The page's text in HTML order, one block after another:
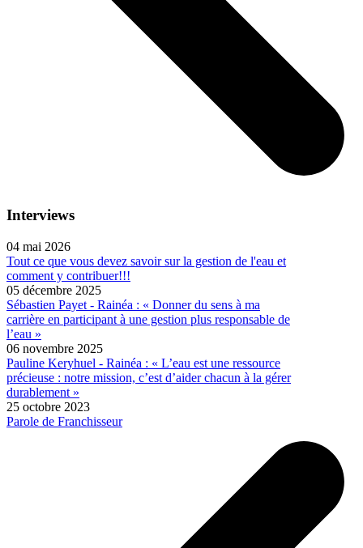
Interviews
04 mai 2026
Tout ce que vous devez savoir sur la gestion de l'eau et
comment y contribuer!!!
05 décembre 2025
Sébastien Payet - Rainéa : « Donner du sens à ma
carrière en participant à une gestion plus responsable de
l’eau »
06 novembre 2025
Pauline Keryhuel - Rainéa : « L’eau est une ressource
précieuse : notre mission, c’est d’aider chacun à la gérer
durablement »
25 octobre 2023
Parole de Franchisseur